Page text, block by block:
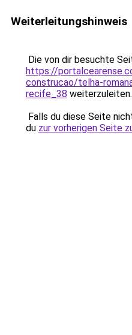
Weiterleitungshinweis
Die von dir besuchte
https://
construcao/telha-
recife_38 weiterzuleiten.
Falls du diese Seite
du zur vorherigen Seite